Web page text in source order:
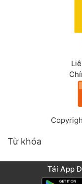
Từ khóa
Tải App